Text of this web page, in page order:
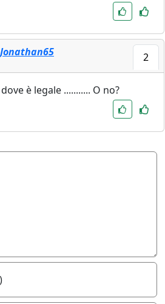
Jonathan65 2
è legale ........... O no?